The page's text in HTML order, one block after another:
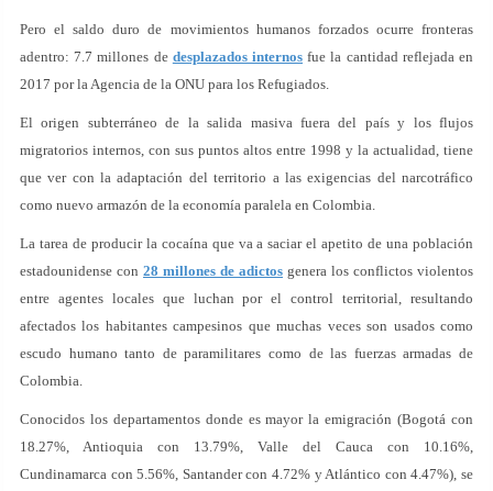
Pero el saldo duro de movimientos humanos forzados ocurre fronteras
adentro: 7.7 millones de desplazados internos fue la cantidad reflejada en
2017 por la Agencia de la ONU para los Refugiados.
El origen subterráneo de la salida masiva fuera del país y los flujos
migratorios internos, con sus puntos altos entre 1998 y la actualidad, tiene
que ver con la adaptación del territorio a las exigencias del narcotráfico
como nuevo armazón de la economía paralela en Colombia.
La tarea de producir la cocaína que va a saciar el apetito de una población
estadounidense con 28 millones de adictos genera los conflictos violentos
entre agentes locales que luchan por el control territorial, resultando
afectados los habitantes campesinos que muchas veces son usados como
escudo humano tanto de paramilitares como de las fuerzas armadas de
Colombia.
Conocidos los departamentos donde es mayor la emigración (Bogotá con
18.27%, Antioquia con 13.79%, Valle del Cauca con 10.16%,
Cundinamarca con 5.56%, Santander con 4.72% y Atlántico con 4.47%), se